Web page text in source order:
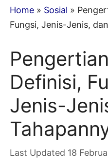
Home » Sosial »
Fungsi, Jenis-Jenis,
Definisi,
Jenis-
18